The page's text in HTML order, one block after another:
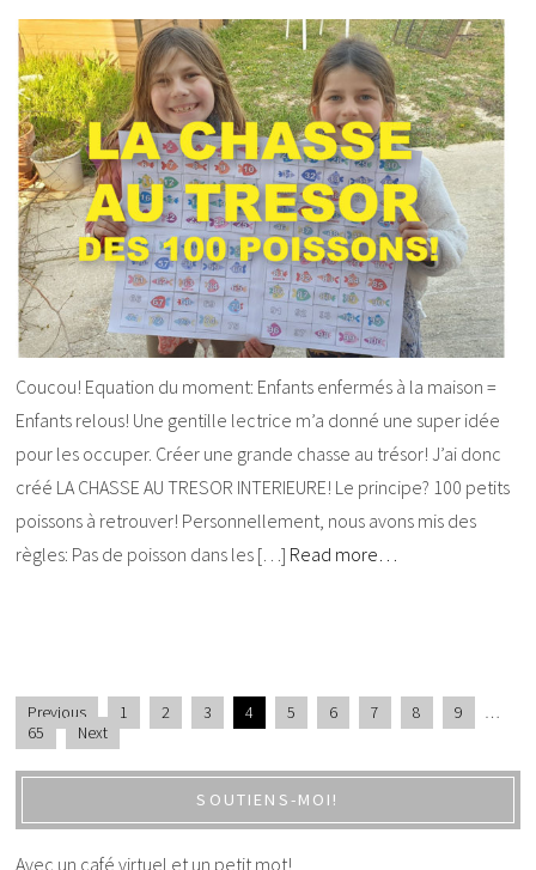
Coucou! Equation du moment: Enfants enfermés à la maison =
Enfants relous! Une gentille lectrice m’a donné une super idée
pour les occuper. Créer une grande chasse au trésor! J’ai donc
créé LA CHASSE AU TRESOR INTERIEURE! Le principe? 100 petits
poissons à retrouver! Personnellement, nous avons mis des
règles: Pas de poisson dans les […] Read more…
Previous 1 2 3 4 5 6 7 8 9
…
65
Next
SOUTIENS-MOI!
Avec un café virtuel et un petit mot!